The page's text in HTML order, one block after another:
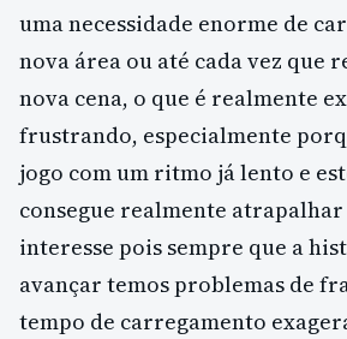
uma necessidade enorme de
nova área ou até cada vez que
nova cena, o que é realmente
frustrando, especialmente
jogo com um ritmo já lento e
consegue realmente atrapalhar
interesse pois sempre que a
avançar temos problemas de
tempo de carregamento